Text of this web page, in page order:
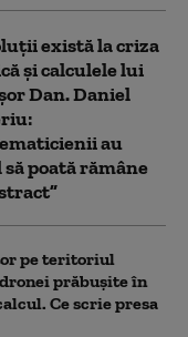
există la criza
și calculele lui
Dan. Daniel
au
poată rămâne
pe teritoriul
prăbușite în
Ce scrie presa